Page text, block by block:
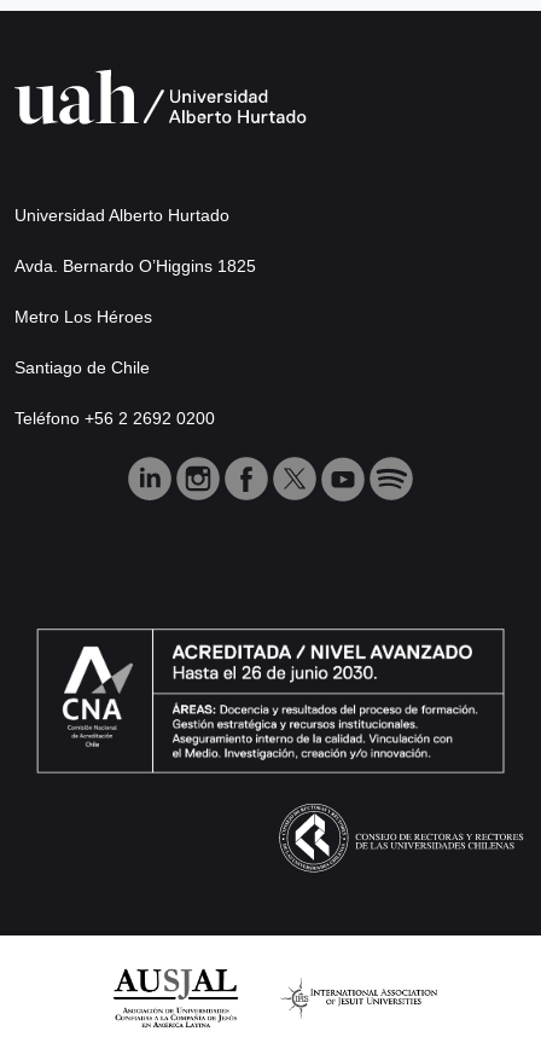
Universidad Alberto Hurtado
Avda. Bernardo O’Higgins 1825
Metro Los Héroes
Santiago de Chile
Teléfono +56 2 2692 0200